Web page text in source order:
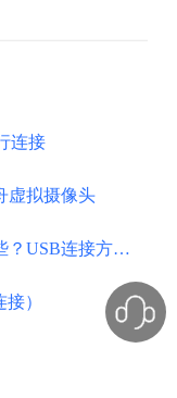
连接
虚拟摄像头
手机当作电脑摄像头的方法有哪些？USB连接方法介绍
）